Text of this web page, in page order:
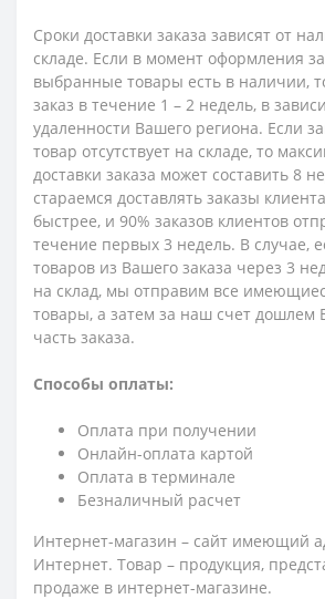
Сроки доставки заказа зависят от
складе. Если в момент оформления
выбранные товары есть в наличии,
заказ в течение 1 – 2 недель, в
удаленности Вашего региона. Если
товар отсутствует на складе, то
доставки заказа может составить 8
стараемся доставлять заказы
быстрее, и 90% заказов клиентов
течение первых 3 недель. В случае,
товаров из Вашего заказа через 3
на склад, мы отправим все
товары, а затем за наш счет дошлем
часть заказа.
Способы оплаты:
Оплата при получении
Онлайн-оплата картой
Оплата в терминале
Безналичный расчет
Интернет-магазин – сайт имеющий
Интернет. Товар – продукция,
продаже в интернет-магазине.